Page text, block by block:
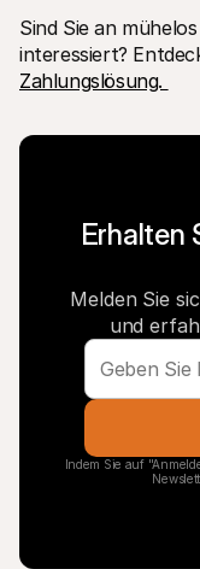
Sind Sie an
interessiert?
Zahlungslösung.
Erhalten
Melden Sie
und
Indem Sie auf